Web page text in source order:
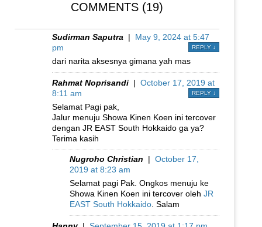
COMMENTS (19)
Sudirman Saputra | May 9, 2024 at 5:47
pm
REPLY ↓
dari narita aksesnya gimana yah mas
Rahmat Noprisandi | October 17, 2019 at
8:11 am
REPLY ↓
Selamat Pagi pak,
Jalur menuju Showa Kinen Koen ini tercover
dengan JR EAST South Hokkaido ga ya?
Terima kasih
Nugroho Christian | October 17,
2019 at 8:23 am
Selamat pagi Pak. Ongkos menuju ke
Showa Kinen Koen ini tercover oleh JR
EAST South Hokkaido. Salam